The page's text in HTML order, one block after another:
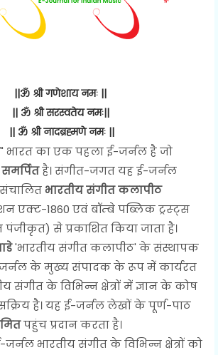
||ॐ श्री गणेशाय नमः ||
|| ॐ श्री सरस्वतेय नमः||
|| ॐ श्री नादब्रह्मणे नमः ||
" भारत का एक पहला ई-जर्नल है जो
है। संगीत-जगत यह ई-जर्नल
भारतीय संगीत कलापीठ
एक्ट-1860 एवं बॉम्बे पब्लिक ट्रस्ट्स
से प्रकाशित किया जाता है।
'भारतीय संगीत कलापीठ' के संस्थापक
जर्नल के मुख्य संपादक के रूप में कार्यरत
संगीत के विभिन्न क्षेत्रों में ज्ञान के कोष
है। यह ई-जर्नल लेखों के पूर्ण-पाठ
पहुंच प्रदान करता है।
भारतीय संगीत के विभिन्न क्षेत्रों को